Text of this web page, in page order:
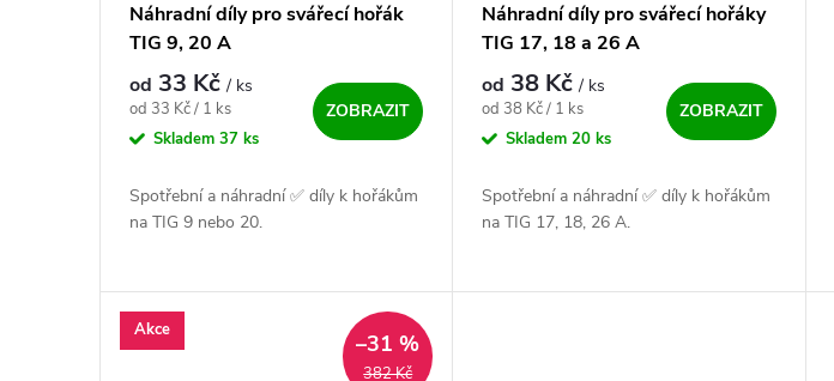
Náhradní díly pro svářecí hořák
TIG 9, 20 A
od 33 Kč/ ks
Měrná cena:
od 33 Kč / 1 ks
Skladem 37 ks
ZOBRAZIT
Spotřební a náhradní ✅ díly k hořákům
na TIG 9 nebo 20.
Náhradní díly pro svářecí hořáky
TIG 17, 18 a 26 A
od 38 Kč/ ks
Měrná cena:
od 38 Kč / 1 ks
Skladem20 ks
ZOBRAZIT
Spotřební a náhradní ✅ díly k hořákům
na TIG 17, 18, 26 A.
Akce
382 Kč
–31 %